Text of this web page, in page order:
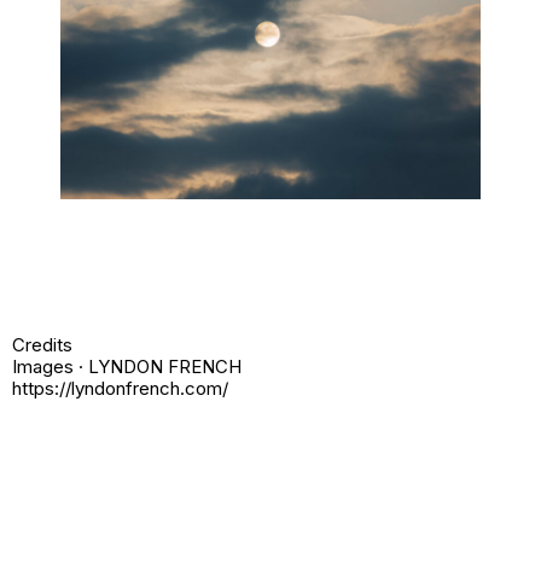
Credits
Images · LYNDON FRENCH
https://lyndonfrench.com/